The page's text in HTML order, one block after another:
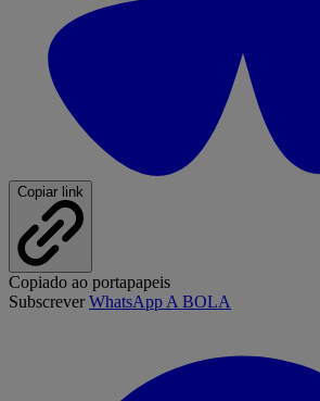
Copiar link
Copiado ao portapapeis
SubscreverWhatsApp A BOLA